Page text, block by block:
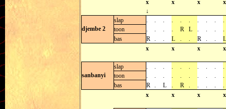
x
x x
x
↓
djembe 2
slap . . . . . . . . .
.
toon
. . . . R L . . .
.
bas
R . . L . . R . .
L
x
x x x
sanbanyi
slap . . . . . . . . .
.
toon
. . . . . . . . .
.
bas
R . L . R . . . .
.
x
x x x